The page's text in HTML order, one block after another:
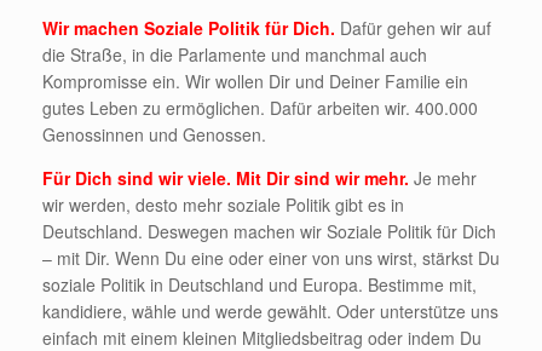
Wir machen Soziale Politik für Dich. Dafür gehen wir auf
die Straße, in die Parlamente und manchmal auch
Kompromisse ein. Wir wollen Dir und Deiner Familie ein
gutes Leben zu ermöglichen. Dafür arbeiten wir. 400.000
Genossinnen und Genossen.
Für Dich sind wir viele. Mit Dir sind wir mehr. Je mehr
wir werden, desto mehr soziale Politik gibt es in
Deutschland. Deswegen machen wir Soziale Politik für Dich
– mit Dir. Wenn Du eine oder einer von uns wirst, stärkst Du
soziale Politik in Deutschland und Europa. Bestimme mit,
kandidiere, wähle und werde gewählt. Oder unterstütze uns
einfach mit einem kleinen Mitgliedsbeitrag oder indem Du